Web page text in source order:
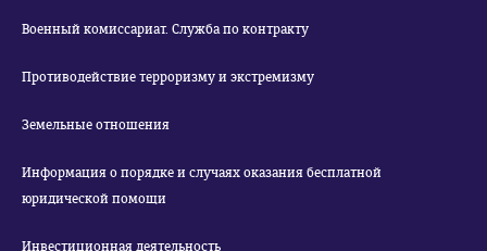
Военный комиссариат. Служба по контракту
Противодействие терроризму и экстремизму
Земельные отношения
Информация о порядке и случаях оказания бесплатной
юридической помощи
Инвестиционная деятельность